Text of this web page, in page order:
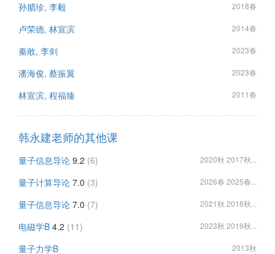
孙腊珍, 李毅 2018春
卢荣德, 林宣滨 2014春
秦敢, 李剑 2023春
潘海俊, 蔡振翼 2023春
林宣滨, 程福臻 2011春
韩永建老师的其他课
量子信息导论 9.2 (6) 2020秋 2017秋...
量子计算导论 7.0 (3) 2026春 2025春...
量子信息导论 7.0 (7) 2021秋 2018秋...
电磁学B 4.2 (11) 2023秋 2019秋...
量子力学B 2013秋